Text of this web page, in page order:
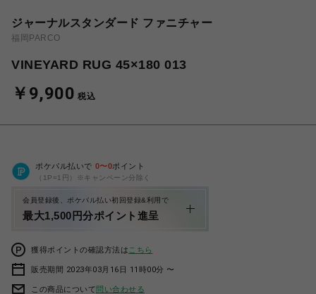
ジャーナルスタンダード ファニチャー
福岡PARCO
VINEYARD RUG 45×180 013
￥9,900 税込
ポケパル払いで 0〜0ポイント
（1P=1円）※キャンペーン分除く
会員登録後、ポケパル払い初回登録&利用で
最大1,500円分ポイント進呈
獲得ポイントの確認方法は こちら
販売期間 2023年03月16日 11時00分 〜
この商品について問い合わせる